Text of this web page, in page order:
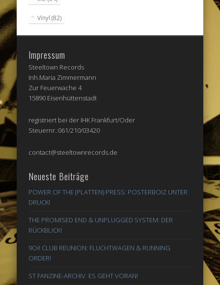
Vinyl (82)
Impressum
Steeltown Records
Inh.Maria Zimmermann
Zur Feuerwache 4
15890 Eisenhüttenstadt
registriert bei der IHK Frankfurt/Oder
Steuernr.:061/210/03420
contact@steeltownrecords.de
Neueste Beiträge
POWER OF THE (PLATTEN) PRESS: POSTERBOIZ UNTER
DRUCK!
THE PROMISED END & UNPLUGGED SYSTEM: DER
RÜCKBLICK!
9Oi! CLUB REUNION: FLUCHTWAGEN & RUNNING
ORDER!
ST FANZINE-ARCHIV: ES GEHT VORAN!